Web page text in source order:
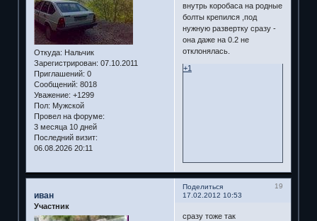
Откуда: Нальчик
Зарегистрирован: 07.10.2011
Приглашений: 0
Сообщений: 8018
Уважение: +1299
Пол: Мужской
Провел на форуме:
3 месяца 10 дней
Последний визит:
06.08.2026 20:11
внутрь коробаса на родные
болты крепился ,под
нужную развертку сразу -
она даже на 0.2 не
отклонялась.
+1
Поделиться
19
17.02.2012 10:53
иван
Участник
сразу тоже так